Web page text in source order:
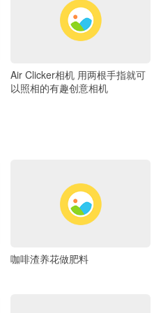
Air Clicker相机 用两根手指就可
以照相的有趣创意相机
咖啡渣养花做肥料